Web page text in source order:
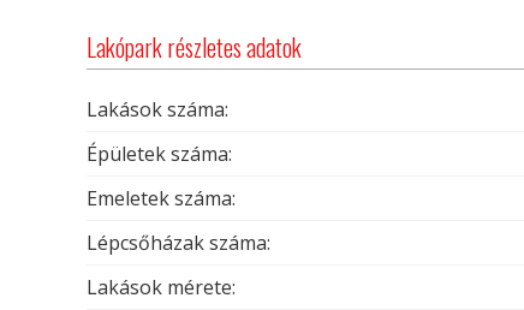
Lakópark részletes adatok
Lakások száma:
Épületek száma:
Emeletek száma:
Lépcsőházak száma:
Lakások mérete: